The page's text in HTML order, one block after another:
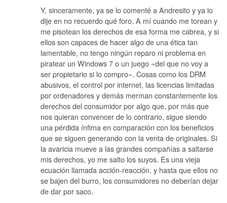
Y, sinceramente, ya se lo comenté a Andresito y ya lo
dije en no recuerdo qué foro. A mí cuando me torean y
me pisotean los derechos de esa forma me cabrea, y si
ellos son capaces de hacer algo de una ética tan
lamentable, no tengo ningún reparo ni problema en
piratear un Windows 7 o un juego «del que no voy a
ser propietario si lo compro». Cosas como los DRM
abusivos, el control por internet, las licencias limitadas
por ordenadores y demás merman constantemente los
derechos del consumidor por algo que, por más que
nos quieran convencer de lo contrario, sigue siendo
una pérdida ínfima en comparación con los beneficios
que se siguen generando con la venta de originales. Si
la avaricia mueve a las grandes compañías a saltarse
mis derechos, yo me salto los suyos. Es una vieja
ecuación llamada acción-reacción, y hasta que ellos no
se bajen del burro, los consumidores no deberían dejar
de dar por saco.